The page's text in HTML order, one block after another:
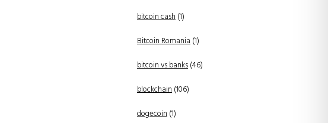
bitcoin cash(1)
Bitcoin Romania(1)
bitcoin vs banks(46)
blockchain(106)
dogecoin(1)